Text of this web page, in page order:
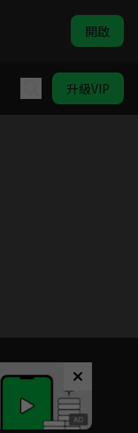
開啟
升級VIP